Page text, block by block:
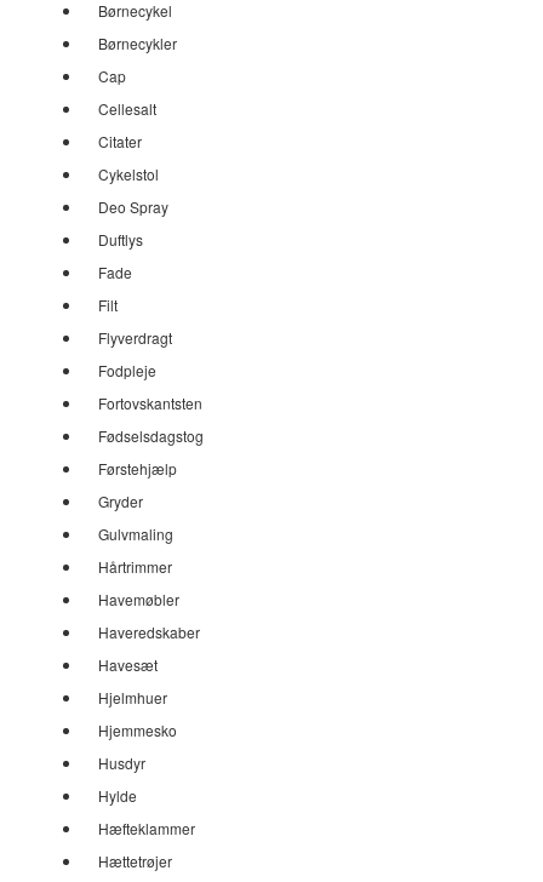
Børnecykel
Børnecykler
Cap
Cellesalt
Citater
Cykelstol
Deo Spray
Duftlys
Fade
Filt
Flyverdragt
Fodpleje
Fortovskantsten
Fødselsdagstog
Førstehjælp
Gryder
Gulvmaling
Hårtrimmer
Havemøbler
Haveredskaber
Havesæt
Hjelmhuer
Hjemmesko
Husdyr
Hylde
Hæfteklammer
Hættetrøjer